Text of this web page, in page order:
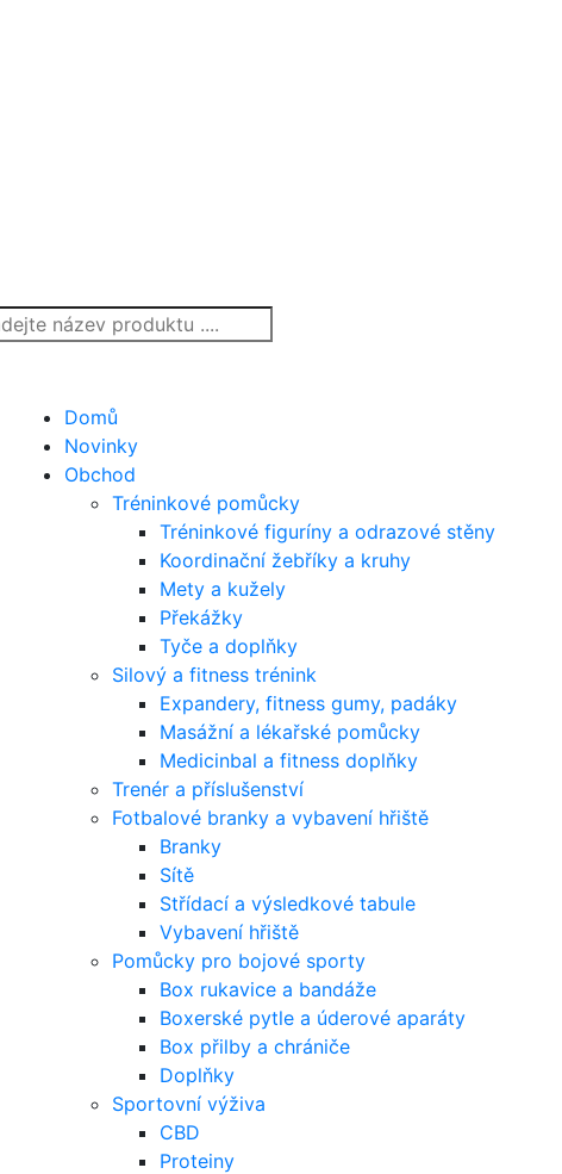
Domů
Novinky
Obchod
Tréninkové pomůcky
Tréninkové figuríny a odrazové stěny
Koordinační žebříky a kruhy
Mety a kužely
Překážky
Tyče a doplňky
Silový a fitness trénink
Expandery, fitness gumy, padáky
Masážní a lékařské pomůcky
Medicinbal a fitness doplňky
Trenér a příslušenství
Fotbalové branky a vybavení hřiště
Branky
Sítě
Střídací a výsledkové tabule
Vybavení hřiště
Pomůcky pro bojové sporty
Box rukavice a bandáže
Boxerské pytle a úderové aparáty
Box přilby a chrániče
Doplňky
Sportovní výživa
CBD
Proteiny